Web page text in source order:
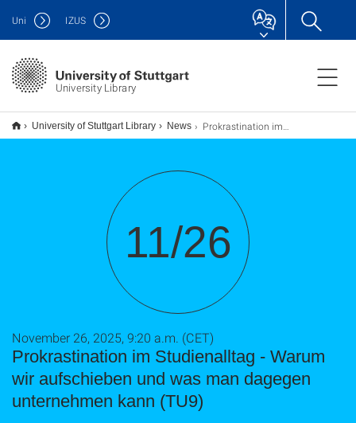
University Library
Uni IZUS
University of Stuttgart Library News Prokrastination im Studienalltag - Warum wir aufschieben und was man dagegen unternehmen kann (TU9)
11/26
Prokrastination im Studienalltag - Warum
wir aufschieben und was man dagegen
unternehmen kann (TU9)
November 26, 2025, 9:20 a.m. (CET)